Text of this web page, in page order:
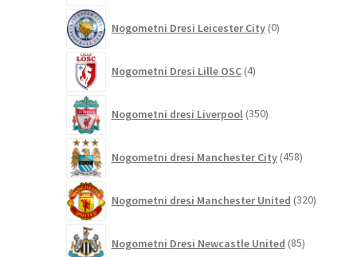
Nogometni Dresi Leicester City 0izdelkov
Nogometni Dresi Lille OSC 4izdelki
Nogometni dresi Liverpool 350izdelkov
Nogometni dresi Manchester City 458izdelkov
Nogometni dresi Manchester United 320izdelkov
Nogometni Dresi Newcastle United 85izdelkov